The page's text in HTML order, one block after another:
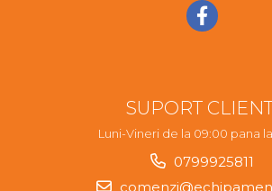
SUPORT
Luni-Vineri de la 09:00 pana
0799925811